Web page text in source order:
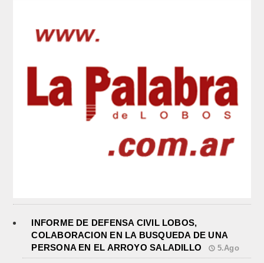
INFORME DE DEFENSA CIVIL LOBOS,
COLABORACION EN LA BUSQUEDA DE UNA
PERSONA EN EL ARROYO SALADILLO
5.Ago